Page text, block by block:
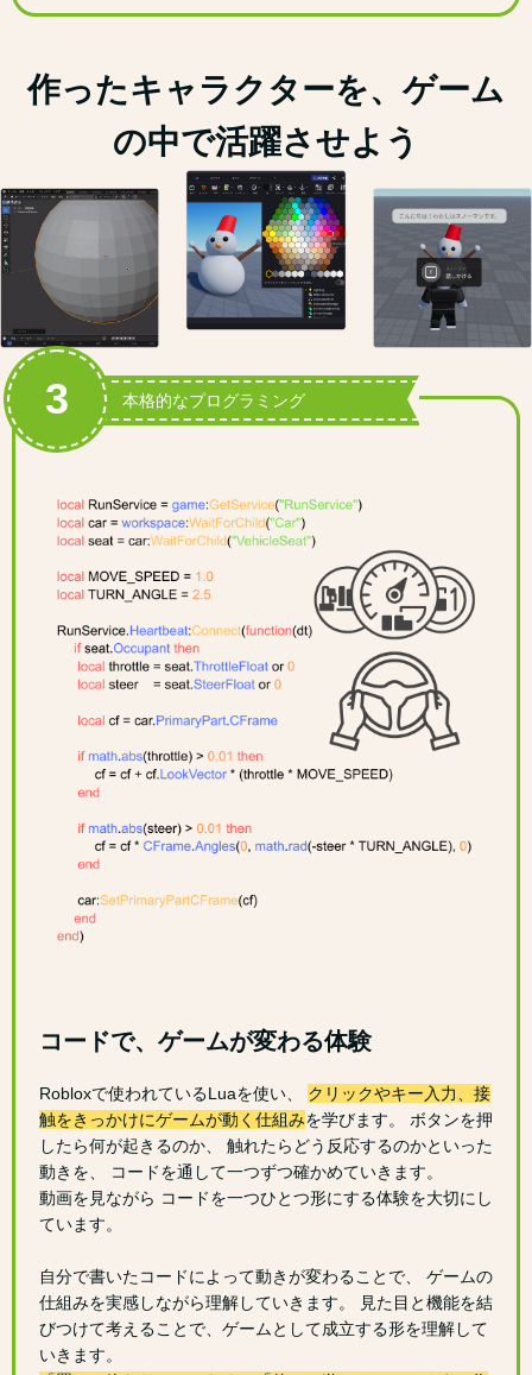
作ったキャラクターを、ゲーム
の中で活躍させよう
本格的なプログラミング
3
コードで、ゲームが変わる体験
Robloxで使われているLuaを使い、 クリックやキー入力、接
触をきっかけにゲームが動く仕組みを学びます。 ボタンを押
したら何が起きるのか、 触れたらどう反応するのかといった
動きを、 コードを通して一つずつ確かめていきます。
動画を見ながら コードを一つひとつ形にする体験を大切にし
ています。
自分で書いたコードによって動きが変わることで、 ゲームの
仕組みを実感しながら理解していきます。 見た目と機能を結
びつけて考えることで、ゲームとして成立する形を理解して
いきます。